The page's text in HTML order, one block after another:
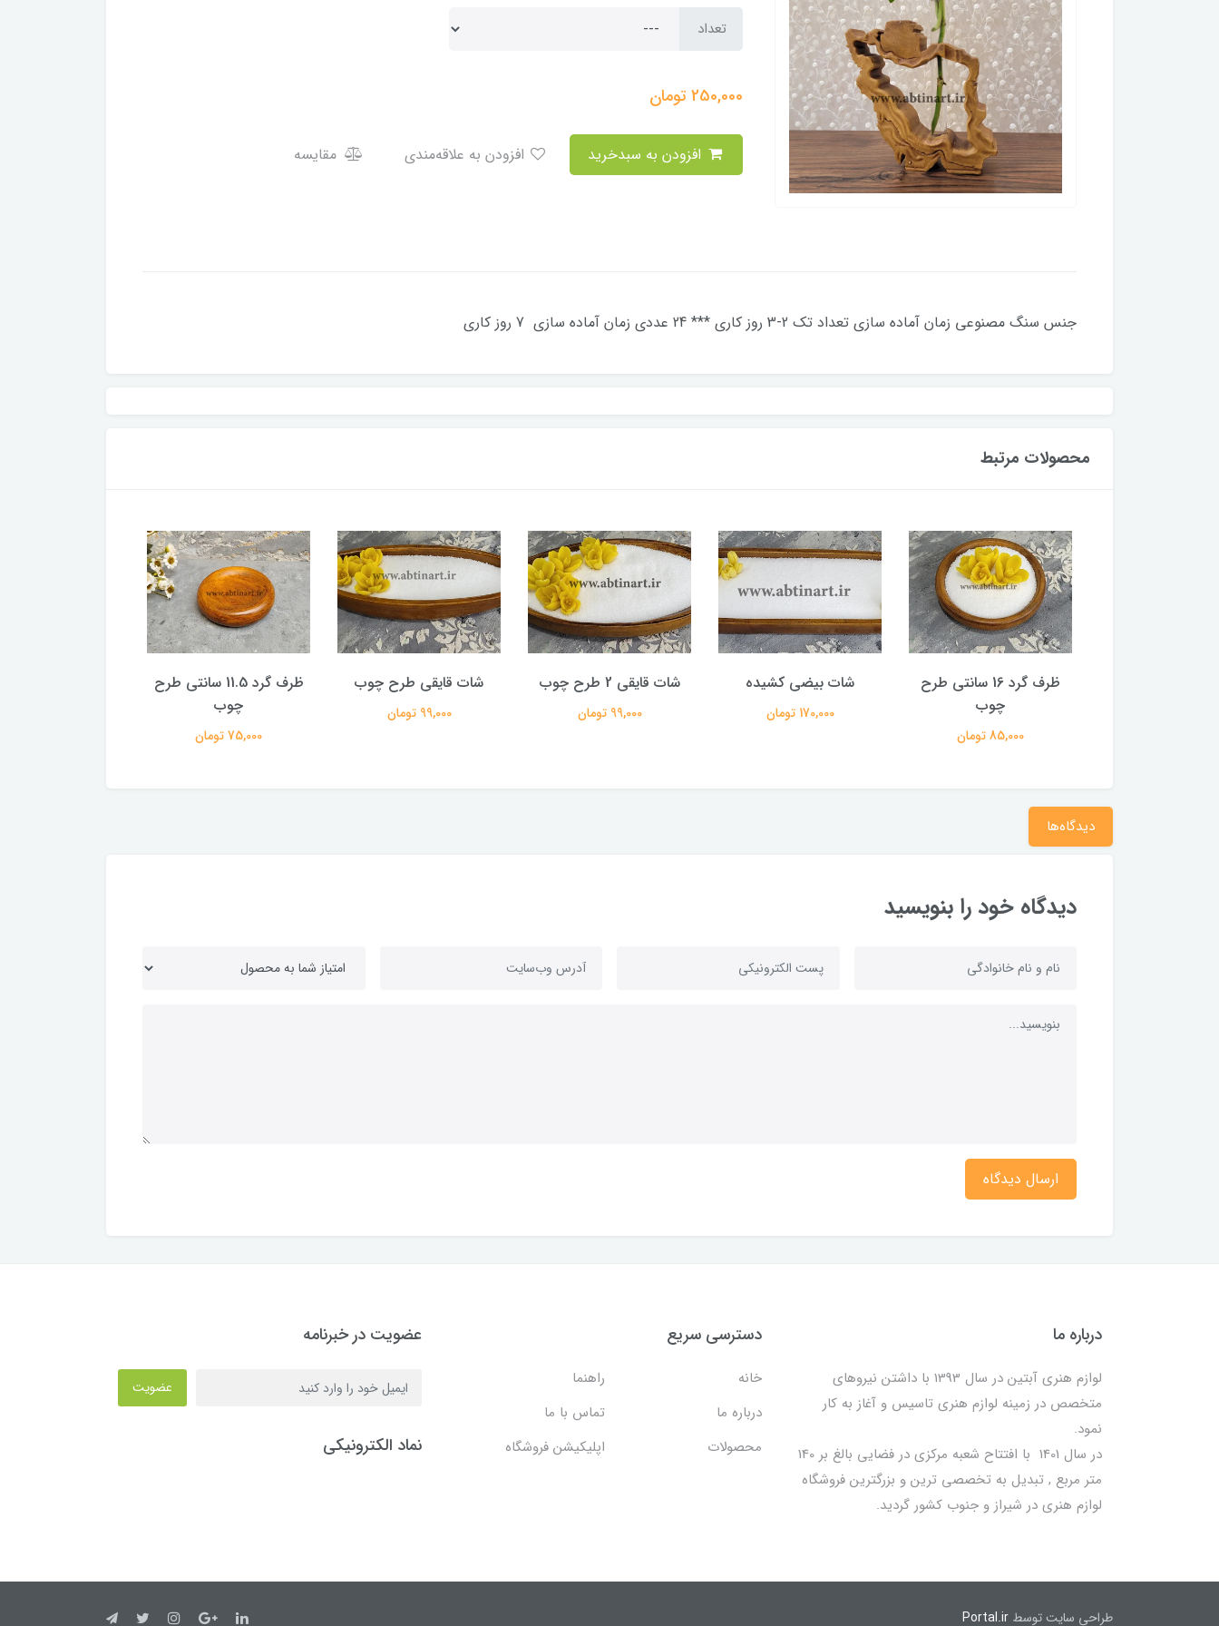
تعداد
250,000تومان
مقایسه
جنس سنگ مصنوعی زمان آماده سازی تعداد تک 2-3 روز کاری *** 24 عددی زمان آماده سازی 7 روز کاری
محصولات مرتبط
ظرف گرد 16 سانتی طرح
چوب
85,000 تومان
شات بیضی کشیده
170,000 تومان
شات قایقی 2 طرح چوب
99,000 تومان
شات قایقی طرح چوب
99,000 تومان
ظرف گرد 11.5 سانتی طرح
چوب
75,000 تومان
دیدگاه‌ها
دیدگاه خود را بنویسید
ارسال دیدگاه
درباره ما
لوازم هنری آبتین در سال 1393 با داشتن نیروهای
متخصص در زمینه لوازم هنری تاسیس و آغاز به کار
نمود.
در سال 1401 با افتتاح شعبه مرکزی در فضایی بالغ بر 140
متر مربع , تبدیل به تخصصی ترین و بزرگترین فروشگاه
لوازم هنری در شیراز و جنوب کشور گردید.
دسترسی سریع
خانه
راهنما
درباره ما
تماس با ما
محصولات
اپلیکیشن فروشگاه
عضویت در خبرنامه
عضویت
نماد الکترونیکی
طراحی سایت توسط Portal.ir